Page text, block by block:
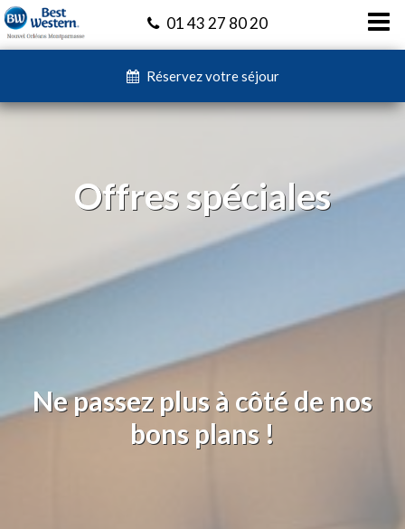
01 43 27 80 20
Réservez votre séjour
Offres spéciales
Ne passez plus à côté de nos
bons plans !